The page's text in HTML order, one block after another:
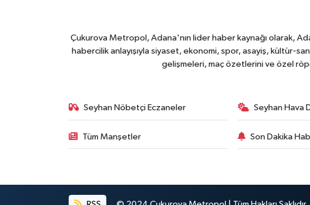
Çukurova Metropol, Adana'nın lider haber kaynağı olarak,
habercilik anlayışıyla siyaset, ekonomi, spor, asayiş, kültür-
gelişmeleri, maç özetlerini ve özel
Seyhan Nöbetçi Eczaneler Seyhan Hava
Tüm Manşetler Son Dakika